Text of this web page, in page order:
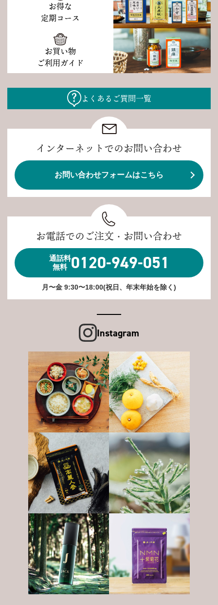
お得な
定期コース
お買い物
ご利用ガイド
よくあるご質問一覧
インターネットでのお問い合わせ
お問い合わせフォームはこちら
お電話でのご注文・お問い合わせ
通話料
無料 0120-949-051
月〜金 9:30〜18:00(祝日、年末年始を除く)
Instagram